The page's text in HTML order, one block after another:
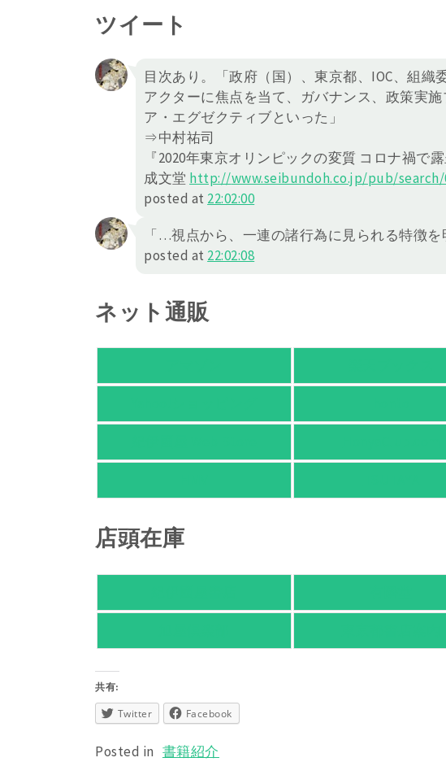
ツイート
目次あり。「政府（国）、東京都、IOC、組織
アクターに焦点を当て、ガバナンス、政策実
ア・エグゼクティブといった」
⇒中村祐司
『2020年東京オリンピックの変質 コロナ禍で露
成文堂 http://www.seibundoh.co.jp/pub/search/
posted at 22:02:00
「…視点から、一連の諸行為に見られる特徴を
posted at 22:02:08
ネット通販
店頭在庫
共有:
Twitter Facebook
Posted in 書籍紹介